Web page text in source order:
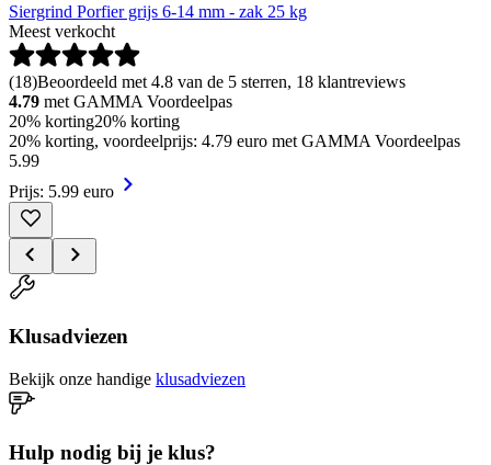
Siergrind Porfier grijs 6-14 mm - zak 25 kg
Meest verkocht
(18)Beoordeeld met 4.8 van de 5 sterren, 18 klantreviews
4.79 met GAMMA Voordeelpas
20% korting20% korting
20% korting, voordeelprijs: 4.79 euro met GAMMA Voordeelpas
5.99
Prijs: 5.99 euro
Klusadviezen
Bekijk onze handige klusadviezen
Hulp nodig bij je klus?